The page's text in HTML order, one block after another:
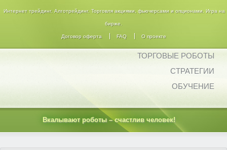
Интернет трейдинг. Алготрейдинг. Торговля акциями, фьючерсами и опционами. Игра на
бирже.
Договор оферта FAQ О проекте
Вкалывают роботы – счастлив человек!
ТОРГОВЫЕ РОБОТЫ
СТРАТЕГИИ
ОБУЧЕНИЕ